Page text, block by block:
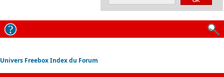
Univers Freebox Index du Forum